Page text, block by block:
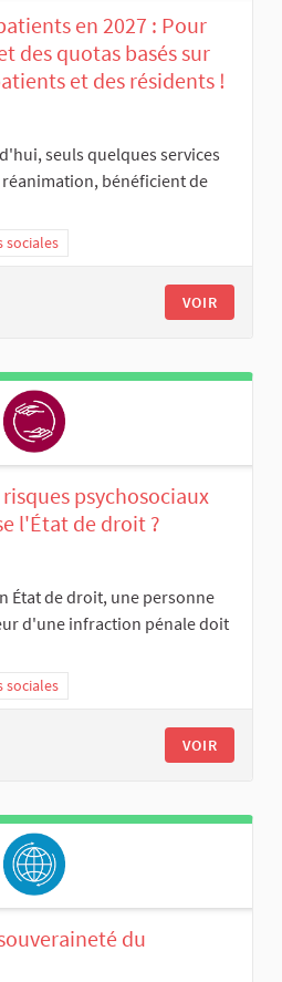
en 2027 : Pour
des quotas basés sur
et des résidents !
seuls quelques services
bénéficient de
sociales
VOIR
psychosociaux
l'État de droit ?
État de droit, une personne
d'une infraction pénale doit
sociales
VOIR
du